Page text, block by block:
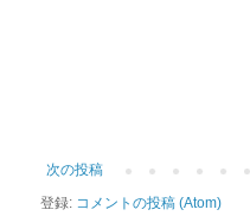
次の投稿
登録: コメントの投稿 (Atom)